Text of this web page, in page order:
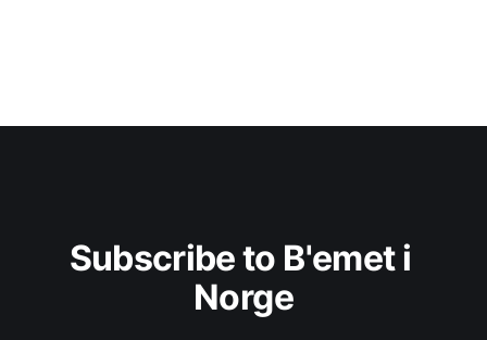
Subscribe to B'emet i
Norge